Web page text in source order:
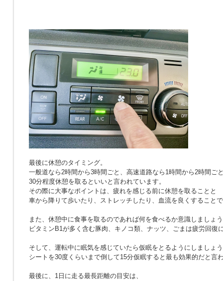
最後に休憩のタイミング。
一般道なら2時間から3時間ごと、高速道路なら1時間から2時間ご
30分程度休憩を取るといいと言われています。
その際に大事なポイントは、疲れを感じる前に休憩を取ることと
車から降りて歩いたり、ストレッチしたり、血流を良くすること
また、休憩中に食事を取るのであれば何を食べるか意識しましょ
ビタミンB1が多く含む豚肉、キノコ類、ナッツ、ごまは疲労回復
そして、運転中に眠気を感じていたら仮眠をとるようにしましょ
シートを30度くらいまで倒して15分仮眠すると最も効果的だと言
最後に、1日に走る最長距離の目安は、